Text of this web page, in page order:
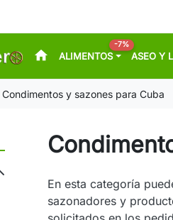
home ALIMENTOS
-7%
ASEO Y
Condimentos y sazones para Cuba
En esta categoría
sazonadores y